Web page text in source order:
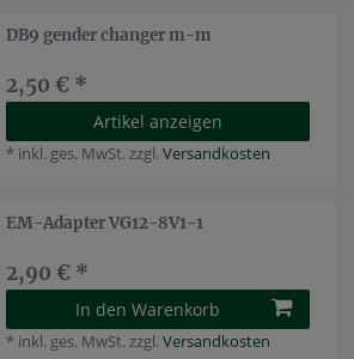
DB9 gender changer m-m
2,50 € *
Artikel anzeigen
* inkl. ges. MwSt. zzgl.Versandkosten
EM-Adapter VG12-8V1-1
2,90 € *
In den Warenkorb
* inkl. ges. MwSt.zzgl.Versandkosten